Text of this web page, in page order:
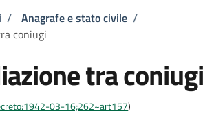
pane
/ Anagrafe e stato civile /
coniugi
tra coniugi
03-16;262~art157)